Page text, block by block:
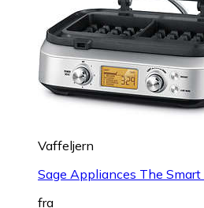
Vaffeljern
Sage Appliances The
fra